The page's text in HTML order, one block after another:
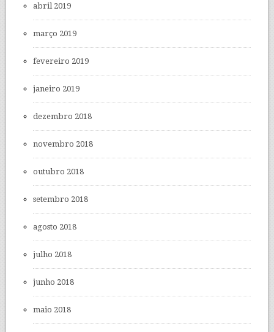
abril 2019
março 2019
fevereiro 2019
janeiro 2019
dezembro 2018
novembro 2018
outubro 2018
setembro 2018
agosto 2018
julho 2018
junho 2018
maio 2018